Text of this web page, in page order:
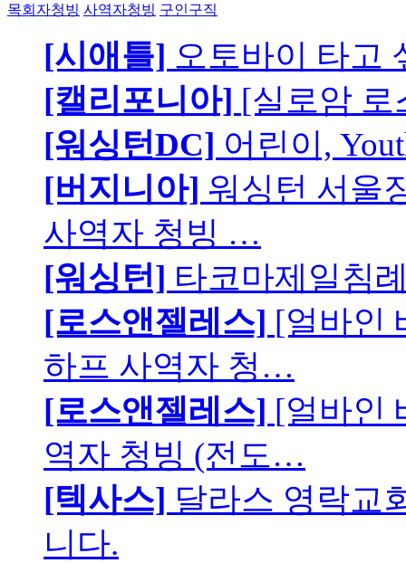
목회자청빙 사역자청빙 구인구직
[시애틀] 오토바이 타고
[캘리포니아] [실로암 로
[워싱턴DC] 어린이,
[버지니아] 워싱턴 서울
사역자 청빙 …
[워싱턴] 타코마제일침
[로스앤젤레스] [얼바인
하프 사역자 청…
[로스앤젤레스] [얼바인
역자 청빙 (전도…
[텍사스] 달라스 영락교
니다.